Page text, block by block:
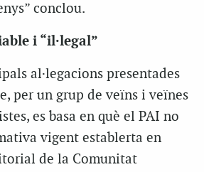
conclou.
i “il·legal”
al·legacions presentades
per un grup de veïns i veïnes
es basa en què el PAI no
vigent establerta en
de la Comunitat